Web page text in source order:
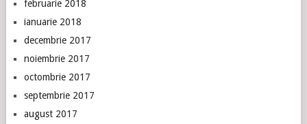
februarie 2018
ianuarie 2018
decembrie 2017
noiembrie 2017
octombrie 2017
septembrie 2017
august 2017